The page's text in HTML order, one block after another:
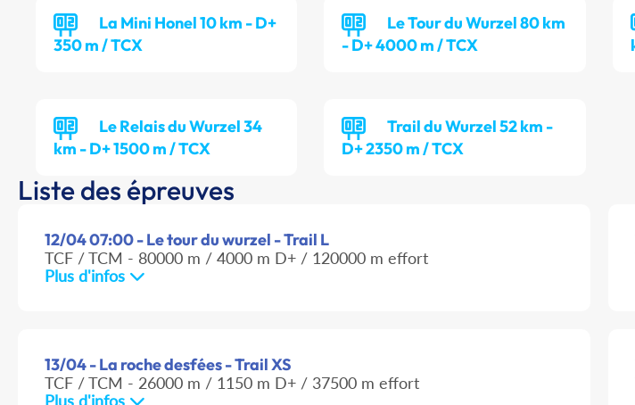
La Mini Honel 10 km - D+
350 m / TCX
Le Tour du Wurzel 80 km
- D+ 4000 m / TCX
Le Relais du Wurzel 34
km - D+ 1500 m / TCX
Trail du Wurzel 52 km -
D+ 2350 m / TCX
Liste des épreuves
12/04 07:00 - Le tour du wurzel - Trail L
TCF / TCM - 80000 m / 4000 m D+ / 120000 m effort
Plus d'infos
13/04 - La roche desfées - Trail XS
TCF / TCM - 26000 m / 1150 m D+ / 37500 m effort
Plus d'infos